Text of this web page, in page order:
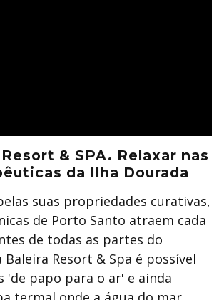
& SPA. Relaxar nas
da Ilha Dourada
suas propriedades curativas,
de Porto Santo atraem cada
de todas as partes do
Baleira Resort & Spa é possível
'de papo para o ar' e ainda